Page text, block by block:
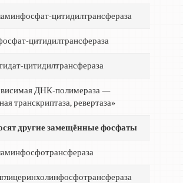
цитидилтрансфераза
цитидилтрансфераза
цитидилтрансфераза
ДНК-полимераза —
транскриптаза, ревертаза»
другие замещённые фосфаты